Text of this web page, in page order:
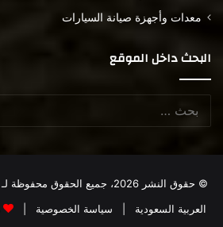
معدات وأجهزة صيانة السيارات
البحث داخل الموقع
© حقوق النشر 2026، جميع الحقوق محفوظة لـ
العربية السعودية
سياسة الخصوصية |